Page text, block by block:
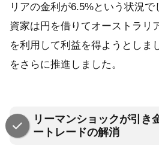
リアの金利が6.5%という状況
資家は円を借りてオーストラリ
を利用して利益を得ようとしま
をさらに推進しました。
リーマンショックが引き
ートレードの解消